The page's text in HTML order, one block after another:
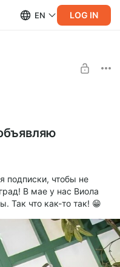
EN LOG IN
подписки, чтобы не
В мае у нас Виола
Так что как-то так! 😁